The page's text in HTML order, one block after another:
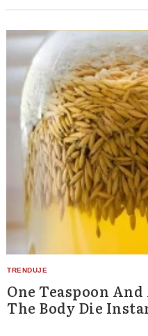
One Teaspoon
The Body Die